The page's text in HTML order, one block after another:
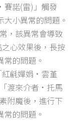
賽諾(雷)」觸發
大小異常的問題。
，該異常會導致
心效果後，長按
的問題。
紅毹嬋娟·雲堇
渡來介者·托馬
附魔後，進行下
的問題。